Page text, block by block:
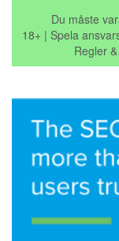
Du måste
18+ | Spela
Regler